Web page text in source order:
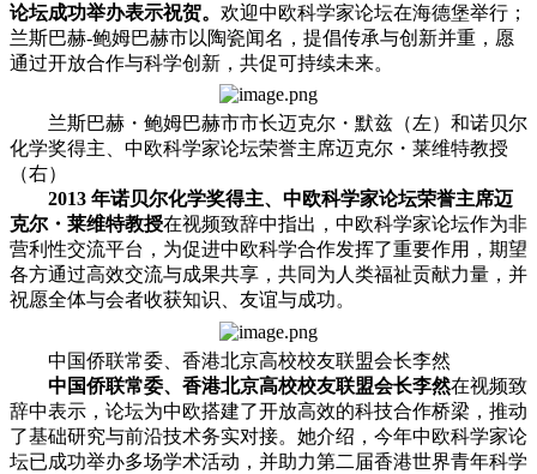
论坛成功举办表示祝贺。 欢迎中欧科学家论坛在海德堡举行；
兰斯巴赫-鲍姆巴赫市以陶瓷闻名，提倡传承与创新并重，愿
通过开放合作与科学创新，共促可持续未来。
兰斯巴赫・鲍姆巴赫市市长迈克尔・默兹（左）和诺贝尔
化学奖得主、中欧科学家论坛荣誉主席迈克尔・莱维特教授
（右）
2013 年诺贝尔化学奖得主、中欧科学家论坛荣誉主席迈
克尔・莱维特教授在视频致辞中指出，中欧科学家论坛作为非
营利性交流平台，为促进中欧科学合作发挥了重要作用，期望
各方通过高效交流与成果共享，共同为人类福祉贡献力量，并
祝愿全体与会者收获知识、友谊与成功。
中国侨联常委、香港北京高校校友联盟会长李然
中国侨联常委、香港北京高校校友联盟会长李然在视频致
辞中表示，论坛为中欧搭建了开放高效的科技合作桥梁，推动
了基础研究与前沿技术务实对接。她介绍，今年中欧科学家论
坛已成功举办多场学术活动，并助力第二届香港世界青年科学